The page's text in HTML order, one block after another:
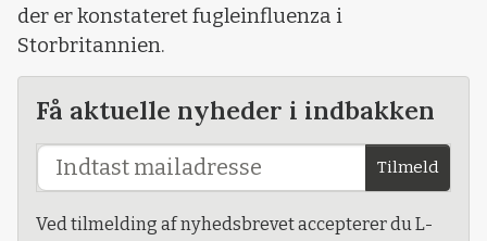
der er konstateret fugleinfluenza i
Storbritannien.
Få aktuelle nyheder i indbakken
Tilmeld
Ved tilmelding af nyhedsbrevet accepterer du L-